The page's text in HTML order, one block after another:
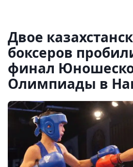
Двое
боксеров
финал
Олимпиады в